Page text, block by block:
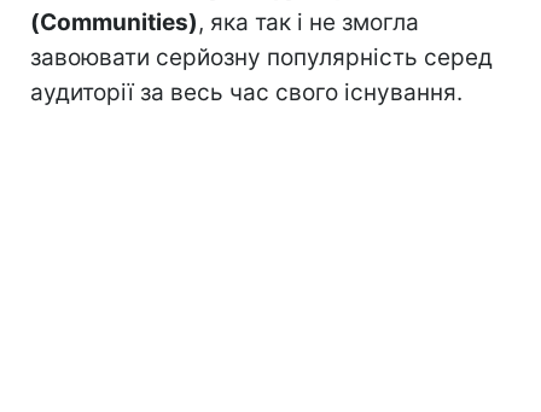
(Communities), яка так і не змогла
завоювати серйозну популярність серед
аудиторії за весь час свого існування.